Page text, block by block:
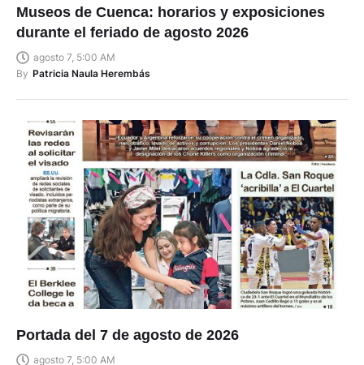
Museos de Cuenca: horarios y exposiciones
durante el feriado de agosto 2026
agosto 7, 5:00 AM
By Patricia Naula Herembás
Portada del 7 de agosto de 2026
agosto 7, 5:00 AM